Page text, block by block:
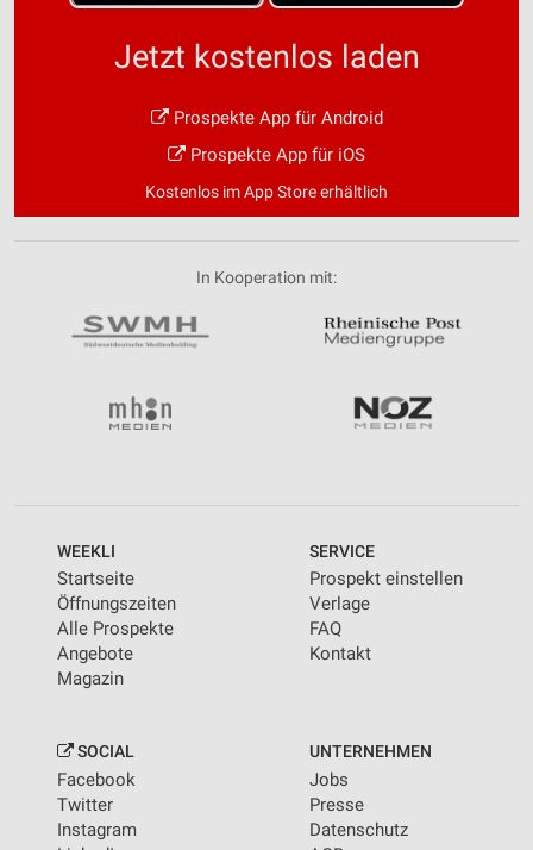
Jetzt kostenlos laden
Prospekte App für Android
Prospekte App für iOS
Kostenlos im App Store erhältlich
In Kooperation mit:
WEEKLI
Startseite
Öffnungszeiten
Alle Prospekte
Angebote
Magazin
SERVICE
Prospekt einstellen
Verlage
FAQ
Kontakt
SOCIAL
Facebook
Twitter
Instagram
UNTERNEHMEN
Jobs
Presse
Datenschutz